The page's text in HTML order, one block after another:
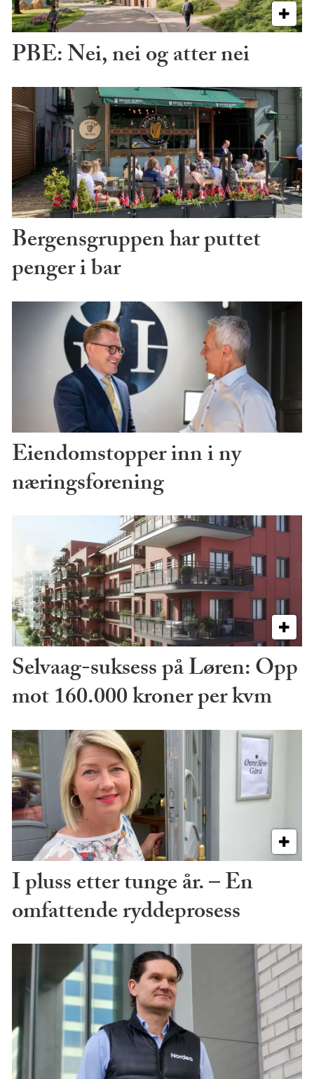
PBE: Nei, nei og atter nei
Bergensgruppen har puttet
penger i bar
Eiendomstopper inn i ny
næringsforening
Selvaag-suksess på Løren: Opp
mot 160.000 kroner per kvm
I pluss etter tunge år. – En
omfattende ryddeprosess